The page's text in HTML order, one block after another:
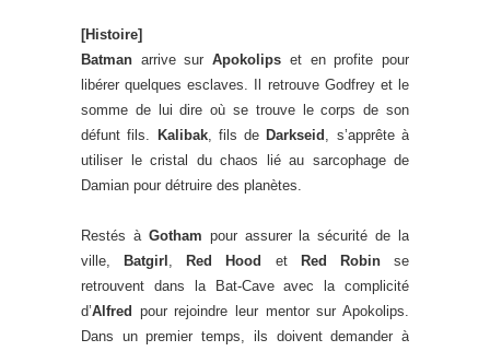
[Histoire]
Batman arrive surApokolips et en profite pour
libérer quelques esclaves. Il retrouve Godfrey et le
somme de lui dire où se trouve le corps de son
défunt fils.
Kalibak, fils de Darkseid , s’apprête à
utiliser le cristal du chaos lié au sarcophage de
Damian pour détruire des planètes.
Restés à Gotham pour assurer la sécurité de la
ville,
Batgirl , Red Hood et Red Robinse
retrouvent dans la Bat-Cave avec la complicité
d’Alfred pour rejoindre leur mentor sur Apokolips.
Dans un premier temps, ils doivent demander à